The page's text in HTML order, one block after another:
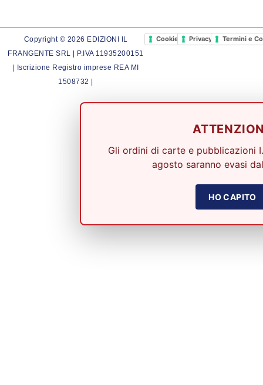
Copyright © 2026 EDIZIONI IL
FRANGENTE SRL | P.IVA 11935200151
| Iscrizione Registro imprese REA MI
1508732 |
Cookie PolicyPrivacy PolicyTermini e
Gli ordini di carte e pubblicazioni
agosto saranno evasi
HO CAPITO